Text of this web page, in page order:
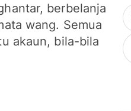
berbelanja
wang. Semua
akaun, bila-bila